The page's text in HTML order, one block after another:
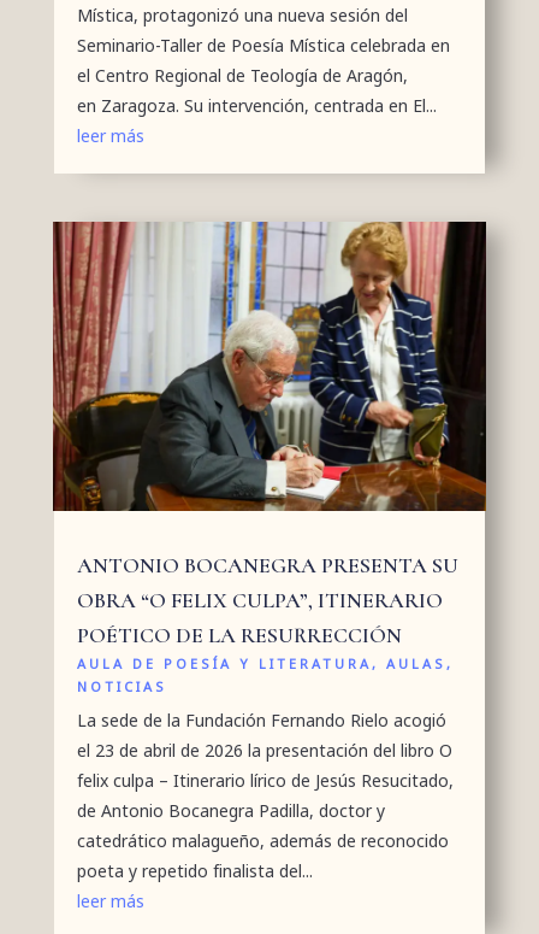
Mística, protagonizó una nueva sesión del
Seminario-Taller de Poesía Mística celebrada en
el Centro Regional de Teología de Aragón,
en Zaragoza. Su intervención, centrada en El...
leer más
ANTONIO BOCANEGRA PRESENTA SU
OBRA “O FELIX CULPA”, ITINERARIO
POÉTICO DE LA RESURRECCIÓN
AULA DE POESÍA Y LITERATURA, AULAS,
NOTICIAS
La sede de la Fundación Fernando Rielo acogió
el 23 de abril de 2026 la presentación del libro O
felix culpa – Itinerario lírico de Jesús Resucitado,
de Antonio Bocanegra Padilla, doctor y
catedrático malagueño, además de reconocido
poeta y repetido finalista del...
leer más